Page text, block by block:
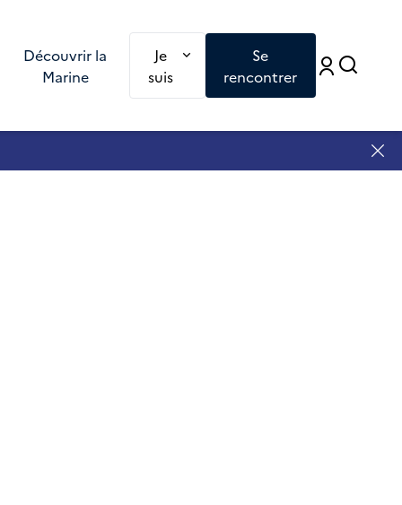
Découvrir la
Marine
Je
suis
Redirection vers une nouvelle page :
Se
rencontrer